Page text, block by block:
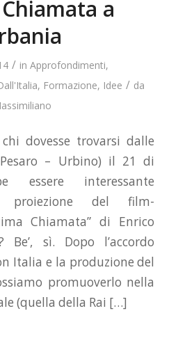
a
/ inApprofondimenti,
, Formazione, Idee / da
dovesse trovarsi dalle
– Urbino) il 21 di
essere interessante
proiezione del film-
Chiamata” di Enrico
Be’, sì. Dopo l’accordo
Italia e la produzione del
promuoverlo nella
(quella della Rai […]